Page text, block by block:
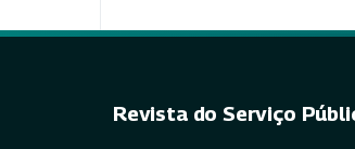
Revista do Serviço